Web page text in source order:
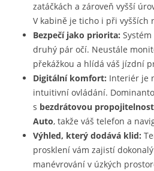
zatáčkách a zároveň vyšší
V kabině je ticho i při vyšších
Bezpečí jako priorita: Systém
druhý pár očí. Neustále
překážkou a hlídá váš jízdní
Digitální komfort: Interiér je
intuitivní ovládání.
s bezdrátovou
Auto, takže váš telefon a
Výhled, který dodává klid:
prosklení vám zajistí
manévrování v úzkých